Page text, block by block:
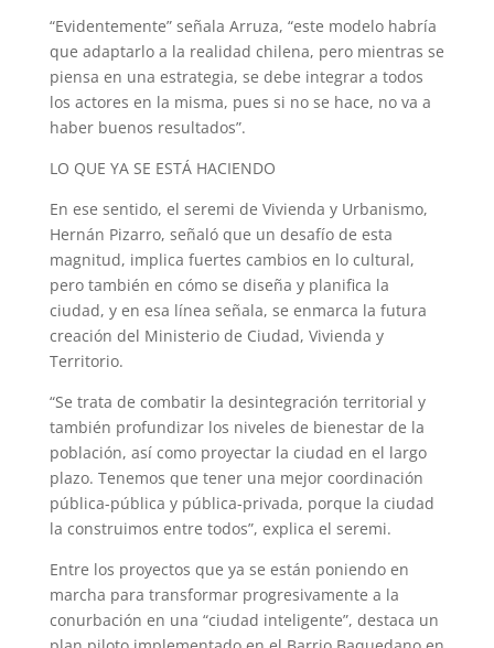
“Evidentemente” señala Arruza, “este modelo habría
que adaptarlo a la realidad chilena, pero mientras se
piensa en una estrategia, se debe integrar a todos
los actores en la misma, pues si no se hace, no va a
haber buenos resultados”.
LO QUE YA SE ESTÁ HACIENDO
En ese sentido, el seremi de Vivienda y Urbanismo,
Hernán Pizarro, señaló que un desafío de esta
magnitud, implica fuertes cambios en lo cultural,
pero también en cómo se diseña y planifica la
ciudad, y en esa línea señala, se enmarca la futura
creación del Ministerio de Ciudad, Vivienda y
Territorio.
“Se trata de combatir la desintegración territorial y
también profundizar los niveles de bienestar de la
población, así como proyectar la ciudad en el largo
plazo. Tenemos que tener una mejor coordinación
pública-pública y pública-privada, porque la ciudad
la construimos entre todos”, explica el seremi.
Entre los proyectos que ya se están poniendo en
marcha para transformar progresivamente a la
conurbación en una “ciudad inteligente”, destaca un